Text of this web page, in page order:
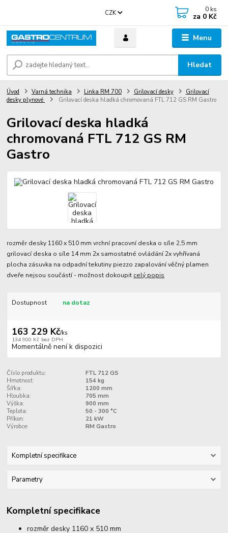
Menu
CZK
Hledat
0 ks
za 0 Kč
Úvod Varná technika Linka RM 700 Grilovací desky
Grilovací
desky plynové
Grilovací deska hladká chromovaná FTL 712 GS RM Gastro
Grilovací deska hladká
chromovaná FTL 712 GS RM
Gastro
rozměr desky 1160 x 510 mm vrchní pracovní deska o síle 2,5 mm
grilovací deska o síle 14 mm 2x samostatné ovládání 2x vyhřívaná
plocha zásuvka na odpadní tekutiny piezzo zapalování věčný plamen
dveře nejsou součástí - možnost dokoupit celý popis
Dostupnost na dotaz
163 229 Kč/ks
134 900 Kč bez DPH
Momentálně není k dispozici
Číslo produktu:
FTL 712 GS
Hmotnost:
154 kg
Šířka:
1200 mm
Hloubka:
705 mm
Výška:
900 mm
Teplota:
50 - 300 °C
Příkon:
21 kW
Výrobce:
RM Gastro
Kompletní specifikace
Parametry
Kompletní specifikace
rozměr desky 1160 x 510 mm